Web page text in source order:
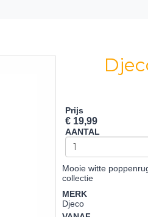
Prijs
€ 19,99
AANTAL
Mooie witte
collectie
MERK
Djeco